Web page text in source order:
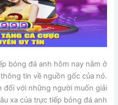
bóng đá anh hôm nay nằm ở
tin về nguồn gốc của nó.
với những người muốn giải
xa của trực tiếp bóng đá anh